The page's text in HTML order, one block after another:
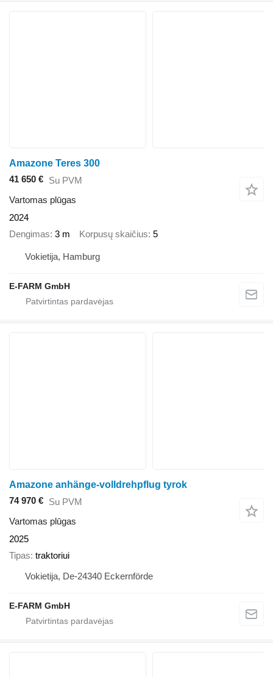
Amazone Teres 300
41 650 € Su PVM
Vartomas plūgas
2024
Dengimas 3 m Korpusų skaičius 5
Vokietija, Hamburg
E-FARM GmbH
Amazone anhänge-volldrehpflug tyrok
74 970 € Su PVM
Vartomas plūgas
2025
Tipas traktoriui
Vokietija, De-24340 Eckernförde
E-FARM GmbH